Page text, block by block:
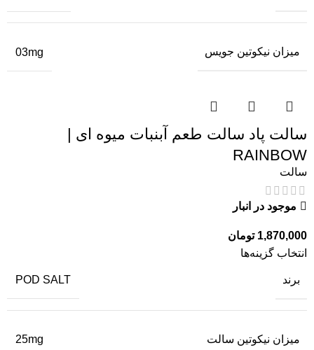
میزان نیکوتین جویس 03mg
سالت پاد سالت طعم آبنبات میوه ای |
RAINBOW
سالت
موجود در انبار
1,870,000 تومان
انتخاب گزینه‌ها
برند POD SALT
میزان نیکوتین سالت 25mg